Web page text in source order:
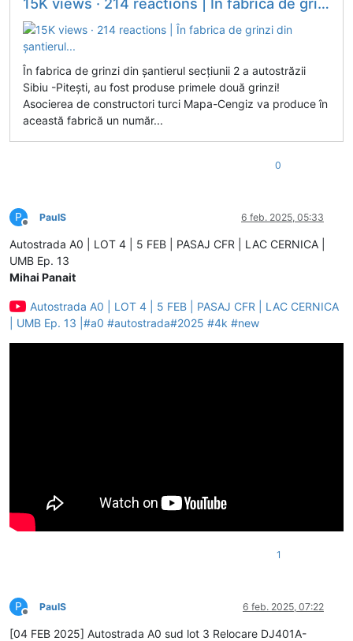
În fabrica de grinzi din șantierul secțiunii 2 a autostrăzii
Sibiu -Pitești, au fost produse primele două grinzi!
Asocierea de constructori turci Mapa-Cengiz va produce în
această fabrică un număr...
0
P
Deconectat
PaulS 6 feb. 2025, 05:33
Autostrada A0 | LOT 4 | 5 FEB | PASAJ CFR | LAC CERNICA |
UMB Ep. 13
Mihai Panait
Autostrada A0 | LOT 4 | 5 FEB | PASAJ CFR | LAC CERNICA
| UMB Ep. 13 |#a0 #autostrada#2025 #4k #new
1
P
Deconectat
PaulS 6 feb. 2025, 07:22
[04 FEB 2025] Autostrada A0 sud lot 3 Relocare DJ401A-